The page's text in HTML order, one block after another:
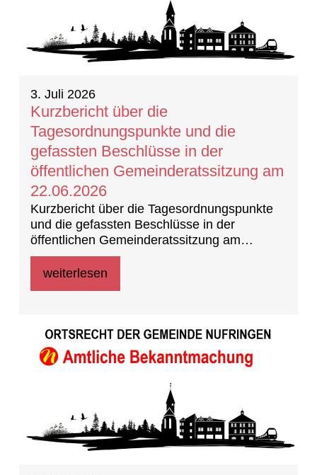
3. Juli 2026
Kurzbericht über die
Tagesordnungspunkte und die
gefassten Beschlüsse in der
öffentlichen Gemeinderatssitzung am
22.06.2026
Kurzbericht über die Tagesordnungspunkte
und die gefassten Beschlüsse in der
öffentlichen Gemeinderatssitzung am
22.06.2026 (Beschlussprotokoll)
weiterlesen